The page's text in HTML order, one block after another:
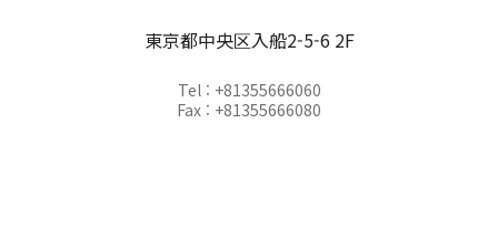
東京都中央区入船2-5-6 2F
Tel : +81355666060
Fax : +81355666080